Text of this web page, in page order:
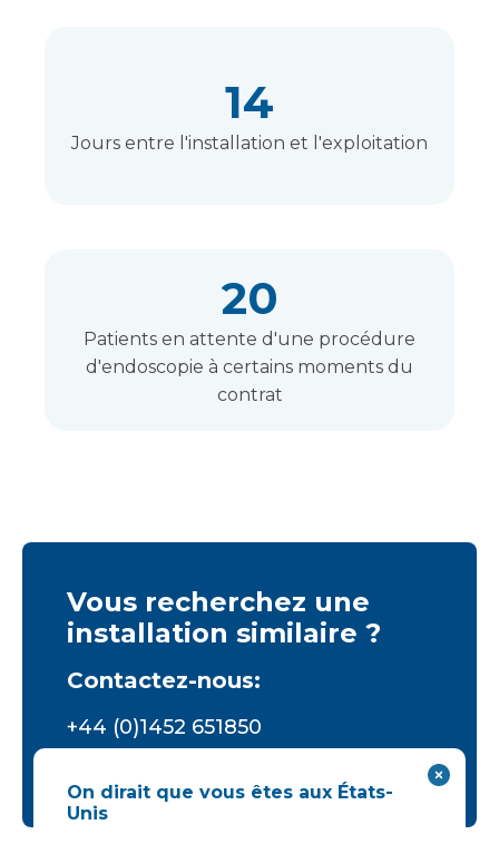
14
Jours entre l'installation et l'exploitation
20
Patients en attente d'une procédure
d'endoscopie à certains moments du
contrat
Vous recherchez une
installation similaire ?
Contactez-nous:
+44 (0)1452 651850
On dirait que vous êtes aux États-
Unis